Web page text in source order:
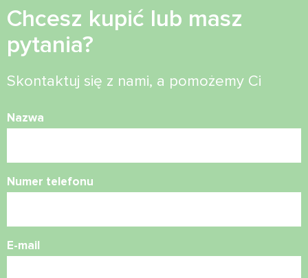
Chcesz kupić lub masz
pytania?
Skontaktuj się z nami, a pomożemy Ci
Nazwa
Numer telefonu
E-mail